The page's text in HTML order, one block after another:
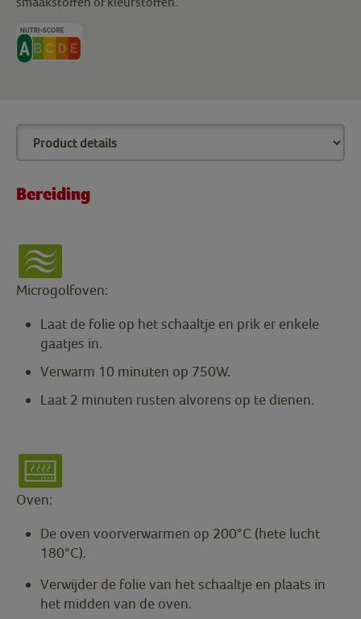
Bereiding
Microgolfoven:
Laat de folie op het schaaltje en prik er enkele
gaatjes in.
Verwarm 10 minuten op 750W.
Laat 2 minuten rusten alvorens op te dienen.
Oven:
De oven voorverwarmen op 200°C (hete lucht
180°C).
Verwijder de folie van het schaaltje en plaats in
het midden van de oven.